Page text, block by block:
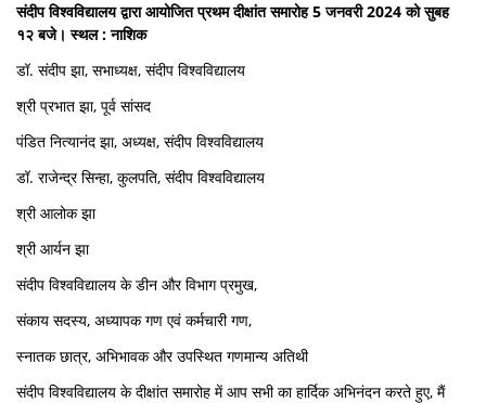
संदीप विश्वविद्यालय द्वारा आयोजित प्रथम दीक्षांत समारोह 5 जनवरी 2024 को सुबह
१२ बजे। स्थल : नाशिक
डॉ. संदीप झा, सभाध्यक्ष, संदीप विश्वविद्यालय
श्री प्रभात झा, पूर्व सांसद
पंडित नित्यानंद झा, अध्यक्ष, संदीप विश्वविद्यालय
डॉ. राजेन्द्र सिन्हा, कुलपति, संदीप विश्वविद्यालय
श्री आलोक झा
श्री आर्यन झा
संदीप विश्वविद्यालय के डीन और विभाग प्रमुख,
संकाय सदस्य, अध्यापक गण एवं कर्मचारी गण,
स्नातक छात्र, अभिभावक और उपस्थित गणमान्य अतिथी
संदीप विश्वविद्यालय के दीक्षांत समारोह में आप सभी का हार्दिक अभिनंदन करते हुए, मैं